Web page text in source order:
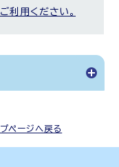
利用ください。
プページへ戻る